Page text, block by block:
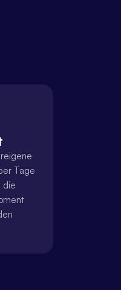
Tage
die